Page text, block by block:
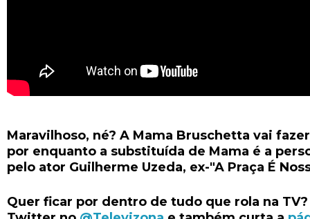
Maravilhoso, né? A Mama Bruschetta vai
por enquanto a substituída de Mama é a
pelo ator Guilherme Uzeda, ex-"A Praça É
Quer ficar por dentro de tudo que rola na